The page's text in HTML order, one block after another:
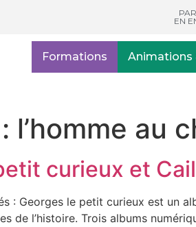
EN
Formations Animations
l’homme au
curieux et
: Georges le petit curieux est un
de l’histoire. Trois albums